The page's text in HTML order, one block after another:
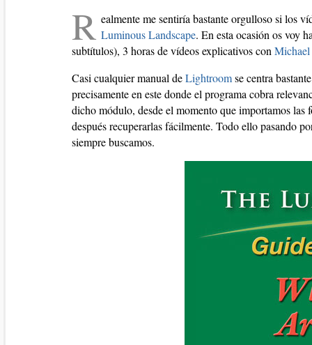
R ealmente me sentiría bastante orgulloso si los
Luminous Landscape. En esta ocasión os voy
subtítulos), 3 horas de vídeos explicativos con
Casi cualquier manual deLightroomse centra
precisamente en este donde el programa cobra
dicho módulo, desde el momento que importamos las
después recuperarlas fácilmente. Todo ello pasando
siempre buscamos.